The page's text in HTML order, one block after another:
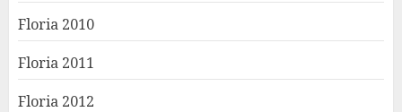
Floria 2010
Floria 2011
Floria 2012